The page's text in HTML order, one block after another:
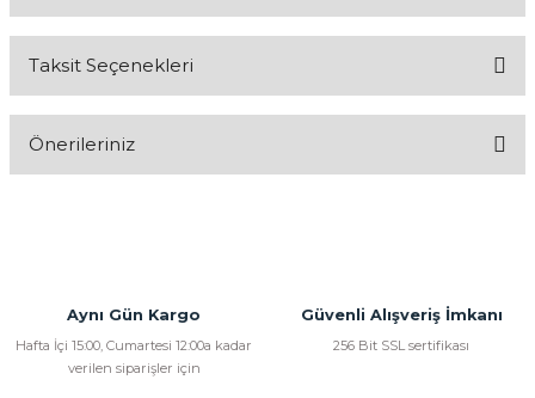
Taksit Seçenekleri
Önerileriniz
Ürün açıklamasında eksik bilgiler bulunuyor.
Aynı Gün Kargo
Hafta İçi 15:00, Cumartesi 12:00a kadar
verilen siparişler için
Güvenli Alışveriş İmkanı
256 Bit SSL sertifikası